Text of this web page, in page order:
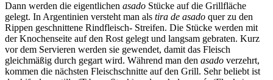
Dann werden die eigentlichen asado Stücke auf die Grillfläche
gelegt. In Argentinien versteht man als tira de asado quer zu den
Rippen geschnittene Rindfleisch- Streifen. Die Stücke werden mit
der Knochenseite auf den Rost gelegt und langsam gebraten. Kurz
vor dem Servieren werden sie gewendet, damit das Fleisch
gleichmäßig durch gegart wird. Während man den asado verzehrt,
kommen die nächsten Fleischschnitte auf den Grill. Sehr beliebt ist